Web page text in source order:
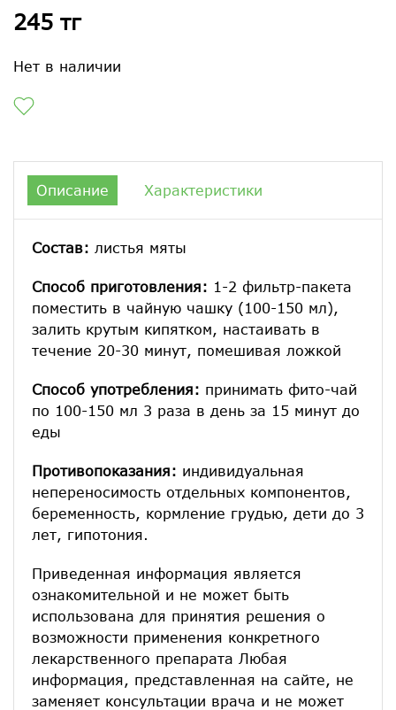
245 тг
Нет в наличии
Описание Характеристики
Состав: листья мяты
Способ приготовления: 1-2 фильтр-пакета
поместить в чайную чашку (100-150 мл),
залить крутым кипятком, настаивать в
течение 20-30 минут, помешивая ложкой
Способ употребления: принимать фито-чай
по 100-150 мл 3 раза в день за 15 минут до
еды
Противопоказания: индивидуальная
непереносимость отдельных компонентов,
беременность, кормление грудью, дети до 3
лет, гипотония.
Приведенная информация является
ознакомительной и не может быть
использована для принятия решения о
возможности применения конкретного
лекарственного препарата Любая
информация, представленная на сайте, не
заменяет консультации врача и не может